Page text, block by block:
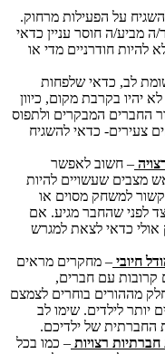
על הפעילות מרחוק.
מביע/ה חוסר עניין כדאי
להיות חודרניים מדי או
לב, כדאי שלפחות
יהיו בקרבת מקום, כיוון
החברים המבקרים ולתפוס
צעירים- כדאי להשגיח
– חשוב לאפשר
מצבים שעשויים להיות
למשחק מסוים או
לפני שהחבר מגיע. אם
כדאי לצאת למגרש
חיובי – מחקרים מראים
קרובות עם חברים,
מההורים בוחרים לצמצם
יותר לילדים. שימו לב
החברתית של ילדיכם.
חברתיות רצויות – כמו בכל